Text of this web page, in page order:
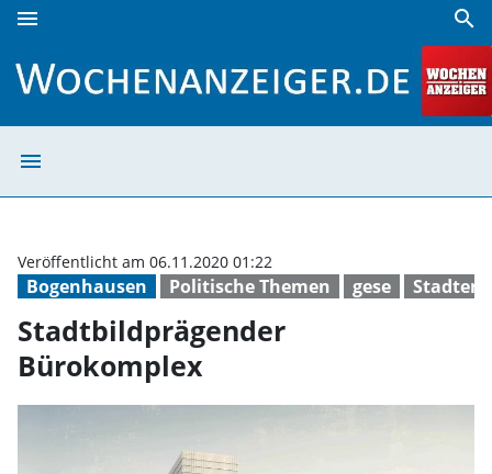
menu search
menu
Bogenhausen Politische Themen gese
Veröffentlicht am 06.11.2020 01:22
Stadtbildprägender
Bürokomplex